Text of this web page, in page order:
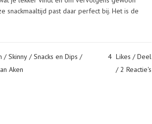
snackmaaltijd past daar perfect bij. Het is de
/Skinny /Snacks en Dips /
Aken
4 Likes
Deel
2 Reactie's